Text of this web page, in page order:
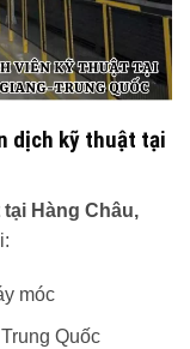
dịch kỹ thuật tại
Hàng Châu,
móc
Quốc